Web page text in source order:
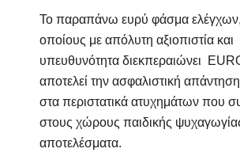
Το παραπάνω ευρύ φάσμα
οποίους με απόλυτη αξιοπιστία και
υπευθυνότητα διεκπεραιώνει
αποτελεί την ασφαλιστική
στα περιστατικά ατυχημάτων που
στους χώρους παιδικής
αποτελέσματα.